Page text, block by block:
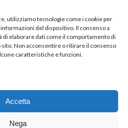
utilizziamo tecnologie come i cookie per
del dispositivo. Il consenso a
elaborare dati come il comportamento di
sito. Non acconsentire o ritirare il consenso
caratteristiche e funzioni.
Accetta
Nega
Dining, Bordeaux, France
567,beurre@example.com